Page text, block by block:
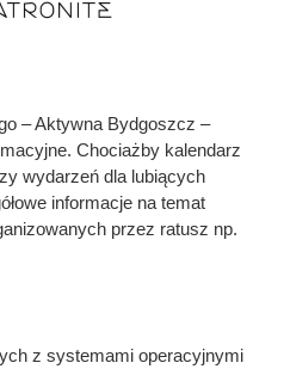
– Aktywna Bydgoszcz –
Chociażby kalendarz
wydarzeń dla lubiących
informacje na temat
przez ratusz np.
z systemami operacyjnymi